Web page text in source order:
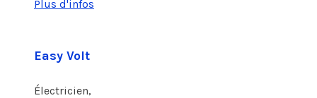
Plus d'infos
Easy Volt
Électricien,